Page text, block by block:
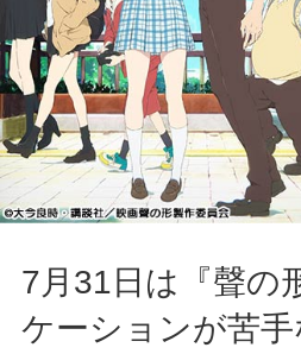
7月31日は『聲の
ケーションが苦